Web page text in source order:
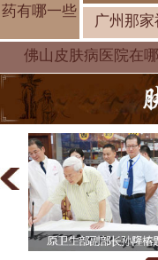
药有哪一些
广州那
佛山皮肤病医院在哪